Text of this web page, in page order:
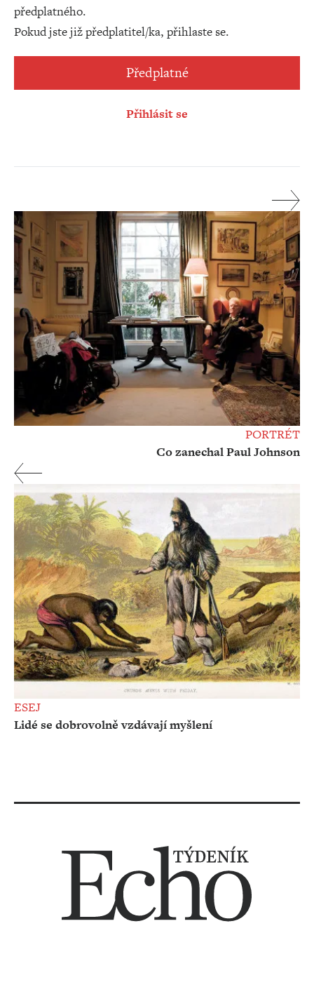
předplatného.
Pokud jste již předplatitel/ka, přihlaste se.
Předplatné
Přihlásit se
PORTRÉT
Co zanechal Paul Johnson
ESEJ
Lidé se dobrovolně vzdávají myšlení